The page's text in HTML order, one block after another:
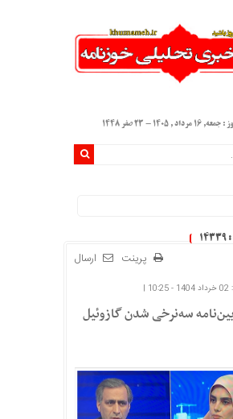
۱۶ مرداد , ۱۴۰۵ - 23 صفر 1448
ارسال پرینت
|
سه‌نرخی شدن گازوئیل